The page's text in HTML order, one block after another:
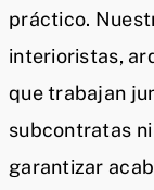
práctico.
interioristas,
que trabajan
subcontratas
garantizar